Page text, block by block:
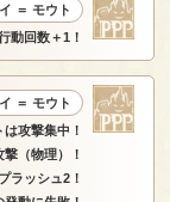
イ ＝ モウト
動回数＋1！
イ ＝ モウト
攻撃集中！
（物理）！
ラッシュ2！